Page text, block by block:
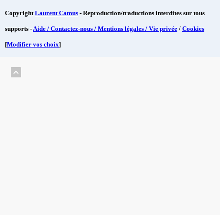
Copyright Laurent Camus - Reproduction/traductions interdites sur tous
supports - Aide / Contactez-nous / Mentions légales / Vie privée / Cookies
[Modifier vos choix]